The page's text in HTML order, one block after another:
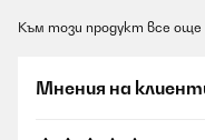
Към този продукт все
Мнения на